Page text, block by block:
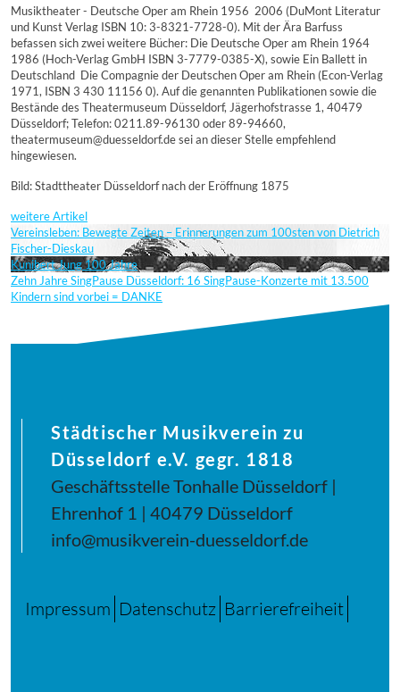
Musiktheater - Deutsche Oper am Rhein 1956  2006 (DuMont Literatur
und Kunst Verlag ISBN 10: 3-8321-7728-0). Mit der Ära Barfuss
befassen sich zwei weitere Bücher: Die Deutsche Oper am Rhein 1964 
1986 (Hoch-Verlag GmbH ISBN 3-7779-0385-X), sowie Ein Ballett in
Deutschland  Die Compagnie der Deutschen Oper am Rhein (Econ-Verlag
1971, ISBN 3 430 11156 0). Auf die genannten Publikationen sowie die
Bestände des Theatermuseum Düsseldorf, Jägerhofstrasse 1, 40479
Düsseldorf; Telefon: 0211.89-96130 oder 89-94660,
theatermuseum@duesseldorf.de sei an dieser Stelle empfehlend
hingewiesen.
Bild: Stadttheater Düsseldorf nach der Eröffnung 1875
weitere Artikel
Vereinsleben: Bewegte Zeiten – Erinnerungen zum 100sten von Dietrich
Fischer-Dieskau
Kunibert Jung 100 Jahre
Zehn Jahre SingPause Düsseldorf: 16 SingPause-Konzerte mit 13.500
Kindern sind vorbei = DANKE
Städtischer Musikverein zu
Düsseldorf e.V. gegr. 1818
Geschäftsstelle Tonhalle Düsseldorf |
Ehrenhof 1 | 40479 Düsseldorf
info@musikverein-duesseldorf.de
Impressum Datenschutz Barrierefreiheit